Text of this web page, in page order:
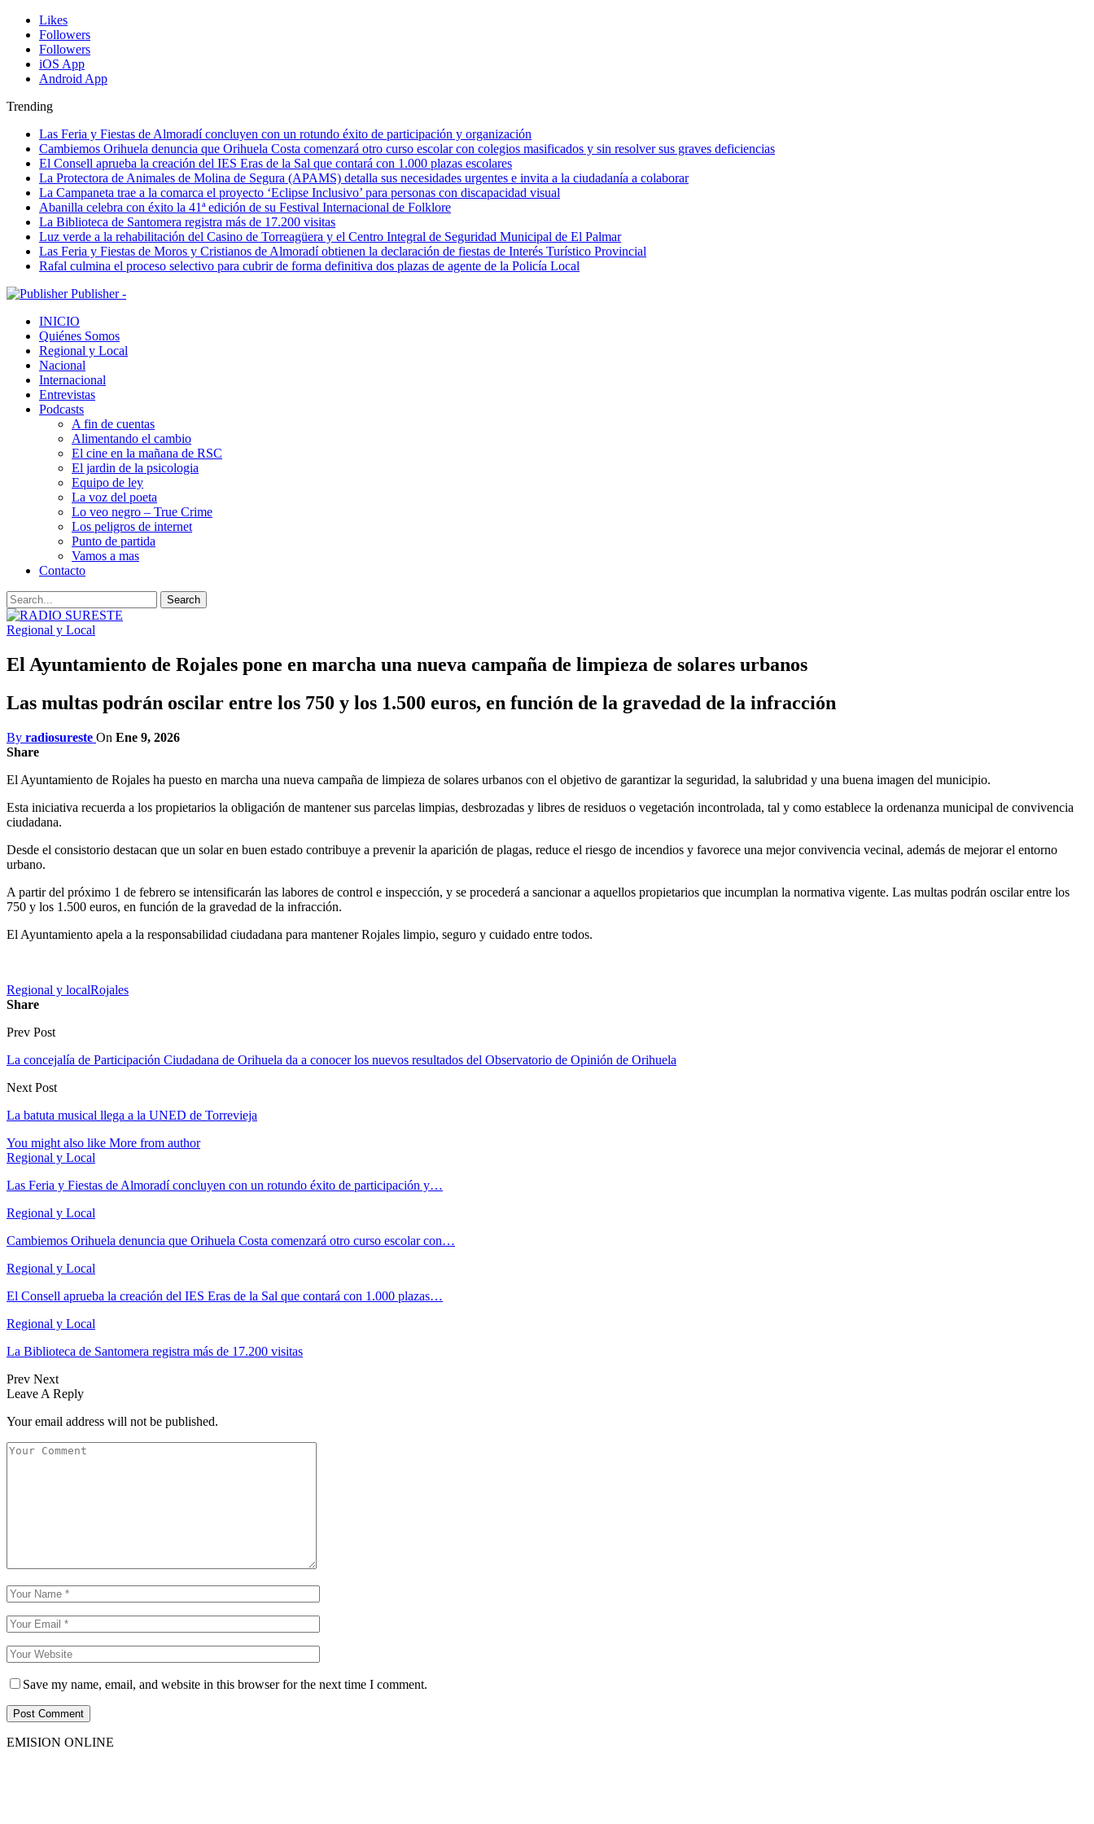
Likes
Followers
Followers
iOS App
Android App
Trending
Las Feria y Fiestas de Almoradí concluyen con un rotundo éxito de participación y organización
Cambiemos Orihuela denuncia que Orihuela Costa comenzará otro curso escolar con colegios masificados y sin resolver sus graves deficiencias
El Consell aprueba la creación del IES Eras de la Sal que contará con 1.000 plazas escolares
La Protectora de Animales de Molina de Segura (APAMS) detalla sus necesidades urgentes e invita a la ciudadanía a colaborar
La Campaneta trae a la comarca el proyecto ‘Eclipse Inclusivo’ para personas con discapacidad visual
Abanilla celebra con éxito la 41ª edición de su Festival Internacional de Folklore
La Biblioteca de Santomera registra más de 17.200 visitas
Luz verde a la rehabilitación del Casino de Torreagüera y el Centro Integral de Seguridad Municipal de El Palmar
Las Feria y Fiestas de Moros y Cristianos de Almoradí obtienen la declaración de fiestas de Interés Turístico Provincial
Rafal culmina el proceso selectivo para cubrir de forma definitiva dos plazas de agente de la Policía Local
Publisher -
INICIO
Quiénes Somos
Regional y Local
Nacional
Internacional
Entrevistas
Podcasts
A fin de cuentas
Alimentando el cambio
El cine en la mañana de RSC
El jardin de la psicologia
Equipo de ley
La voz del poeta
Lo veo negro – True Crime
Los peligros de internet
Punto de partida
Vamos a mas
Contacto
Regional y Local
El Ayuntamiento de Rojales pone en marcha una nueva campaña de limpieza de solares urbanos
Las multas podrán oscilar entre los 750 y los 1.500 euros, en función de la gravedad de la infracción
By radiosureste On Ene 9, 2026
Share
El Ayuntamiento de Rojales ha puesto en marcha una nueva campaña de limpieza de solares urbanos con el objetivo de garantizar la seguridad, la salubridad y una buena imagen del municipio.
Esta iniciativa recuerda a los propietarios la obligación de mantener sus parcelas limpias, desbrozadas y libres de residuos o vegetación incontrolada, tal y como establece la ordenanza municipal de convivencia
ciudadana.
Desde el consistorio destacan que un solar en buen estado contribuye a prevenir la aparición de plagas, reduce el riesgo de incendios y favorece una mejor convivencia vecinal, además de mejorar el entorno
urbano.
A partir del próximo 1 de febrero se intensificarán las labores de control e inspección, y se procederá a sancionar a aquellos propietarios que incumplan la normativa vigente. Las multas podrán oscilar entre los
750 y los 1.500 euros, en función de la gravedad de la infracción.
El Ayuntamiento apela a la responsabilidad ciudadana para mantener Rojales limpio, seguro y cuidado entre todos.
Regional y localRojales
Share
Prev Post
La concejalía de Participación Ciudadana de Orihuela da a conocer los nuevos resultados del Observatorio de Opinión de Orihuela
Next Post
La batuta musical llega a la UNED de Torrevieja
You might also like More from author
Regional y Local
Las Feria y Fiestas de Almoradí concluyen con un rotundo éxito de participación y…
Regional y Local
Cambiemos Orihuela denuncia que Orihuela Costa comenzará otro curso escolar con…
Regional y Local
El Consell aprueba la creación del IES Eras de la Sal que contará con 1.000 plazas…
Regional y Local
La Biblioteca de Santomera registra más de 17.200 visitas
Prev Next
Leave A Reply
Your email address will not be published.
Save my name, email, and website in this browser for the next time I comment.
EMISION ONLINE